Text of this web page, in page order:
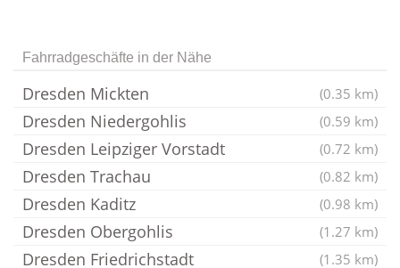
Fahrradgeschäfte in der Nähe
Dresden Mickten (0.35 km)
Dresden Niedergohlis (0.59 km)
Dresden Leipziger Vorstadt (0.72 km)
Dresden Trachau (0.82 km)
Dresden Kaditz (0.98 km)
Dresden Obergohlis (1.27 km)
Dresden Friedrichstadt (1.35 km)